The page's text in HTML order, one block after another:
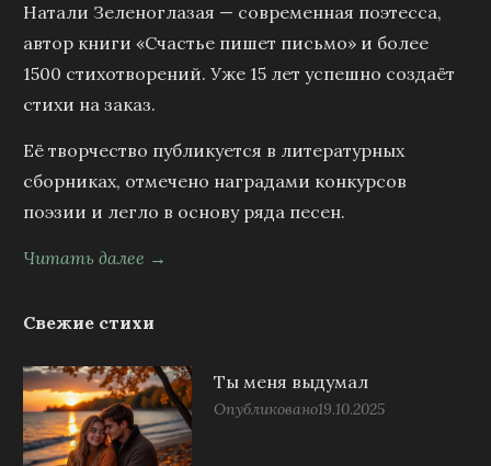
Натали Зеленоглазая — современная поэтесса,
автор книги «Счастье пишет письмо» и более
1500 стихотворений. Уже 15 лет успешно создаёт
стихи на заказ.
Её творчество публикуется в литературных
сборниках, отмечено наградами конкурсов
поэзии и легло в основу ряда песен.
Читать далее →
Свежие стихи
Ты меня выдумал
Опубликовано19.10.2025